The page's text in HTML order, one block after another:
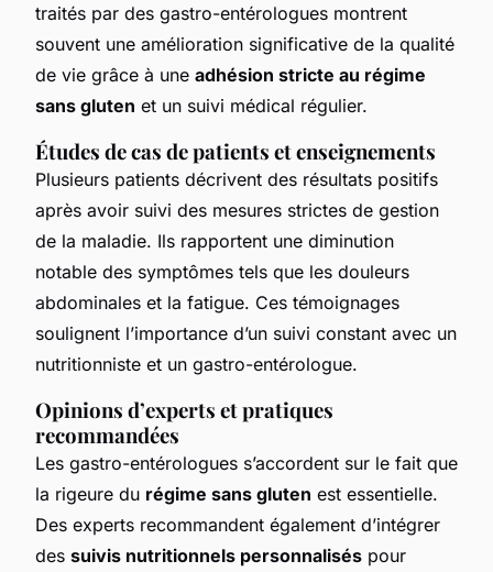
traités par des gastro-entérologues montrent
souvent une amélioration significative de la qualité
de vie grâce à une adhésion stricte au régime
sans gluten et un suivi médical régulier.
Études de cas de patients et enseignements
Plusieurs patients décrivent des résultats positifs
après avoir suivi des mesures strictes de gestion
de la maladie. Ils rapportent une diminution
notable des symptômes tels que les douleurs
abdominales et la fatigue. Ces témoignages
soulignent l’importance d’un suivi constant avec un
nutritionniste et un gastro-entérologue.
Opinions d’experts et pratiques
recommandées
Les gastro-entérologues s’accordent sur le fait que
la rigeure du régime sans gluten est essentielle.
Des experts recommandent également d’intégrer
des suivis nutritionnels personnalisés pour